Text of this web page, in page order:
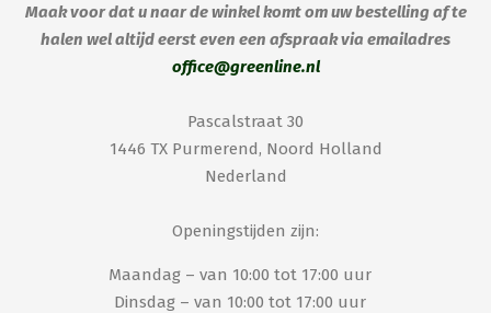
Maak voor dat u naar de winkel komt om uw bestelling af te
halen wel altijd eerst even een afspraak via emailadres
office@greenline.nl
Pascalstraat 30
1446 TX Purmerend, Noord Holland
Nederland
Openingstijden zijn:
Maandag – van 10:00 tot 17:00 uur
Dinsdag – van 10:00 tot 17:00 uur